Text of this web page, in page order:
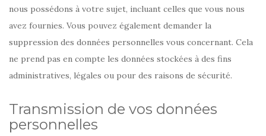
nous possédons à votre sujet, incluant celles que vous nous
avez fournies. Vous pouvez également demander la
suppression des données personnelles vous concernant. Cela
ne prend pas en compte les données stockées à des fins
administratives, légales ou pour des raisons de sécurité.
Transmission de vos données
personnelles